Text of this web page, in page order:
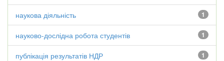
1
наукова діяльність
1
науково-дослідна робота студентів
1
публікація результатів НДР